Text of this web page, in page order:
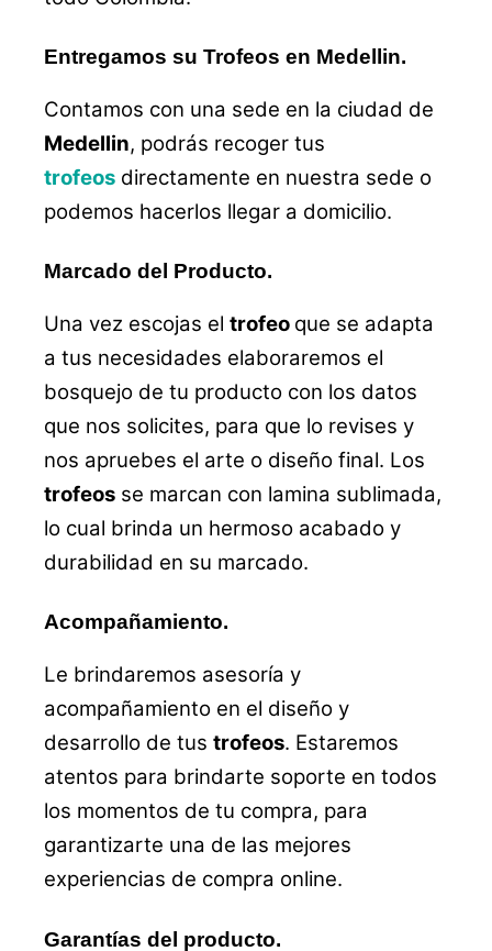
Entregamos su Trofeos en Medellin.
Contamos con una sede en la ciudad de
Medellin, podrás recoger tus
trofeos directamente en nuestra sede o
podemos hacerlos llegar a domicilio.
Marcado del Producto.
Una vez escojas el trofeo que se adapta
a tus necesidades elaboraremos el
bosquejo de tu producto con los datos
que nos solicites, para que lo revises y
nos apruebes el arte o diseño final. Los
trofeos se marcan con lamina sublimada,
lo cual brinda un hermoso acabado y
durabilidad en su marcado.
Acompañamiento.
Le brindaremos asesoría y
acompañamiento en el diseño y
desarrollo de tus trofeos. Estaremos
atentos para brindarte soporte en todos
los momentos de tu compra, para
garantizarte una de las mejores
experiencias de compra online.
Garantías del producto.